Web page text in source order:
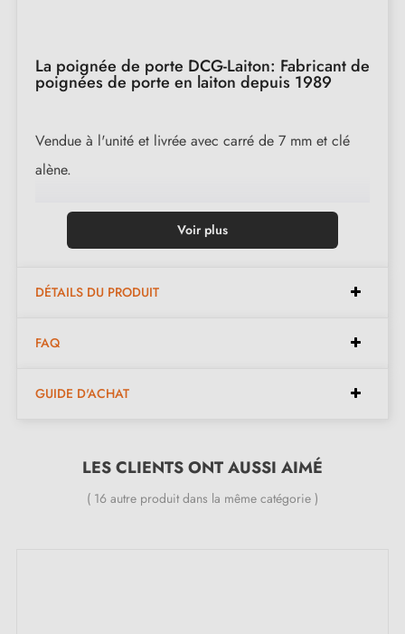
La poignée de porte DCG-Laiton: Fabricant de
poignées de porte en laiton depuis 1989
Vendue à l'unité et livrée avec carré de 7 mm et clé
alène.
Disponible dans les finitions suivantes :
Nickel Satiné (NS)
Nickel Vieilli (NV)
Vieux Cuivre (VC)
Voir plus
DÉTAILS DU PRODUIT
FAQ
GUIDE D'ACHAT
LES CLIENTS ONT AUSSI AIMÉ
( 16 autre produit dans la même catégorie )